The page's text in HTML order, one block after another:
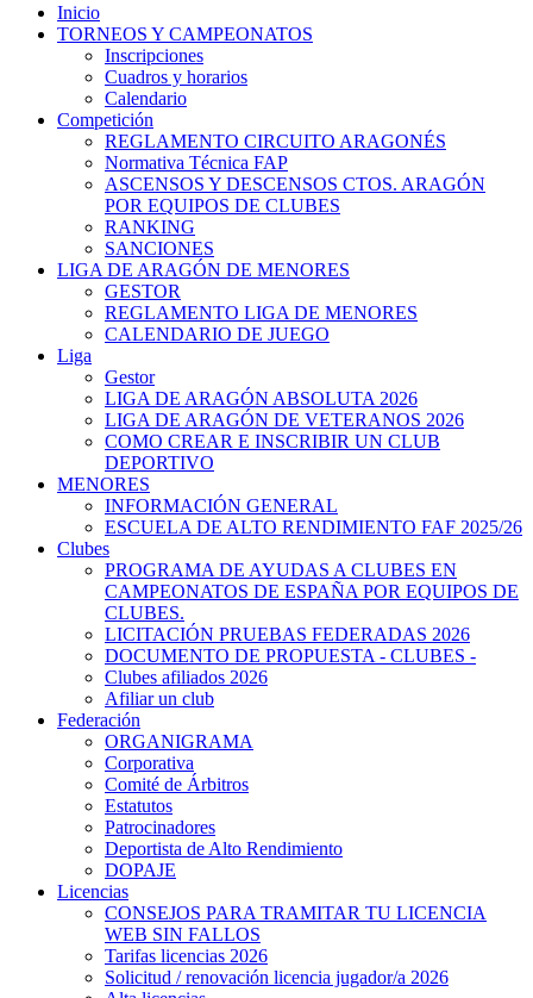
Inicio
TORNEOS Y CAMPEONATOS
Inscripciones
Cuadros y horarios
Calendario
Competición
REGLAMENTO CIRCUITO ARAGONÉS
Normativa Técnica FAP
ASCENSOS Y DESCENSOS CTOS. ARAGÓN
POR EQUIPOS DE CLUBES
RANKING
SANCIONES
LIGA DE ARAGÓN DE MENORES
GESTOR
REGLAMENTO LIGA DE MENORES
CALENDARIO DE JUEGO
Liga
Gestor
LIGA DE ARAGÓN ABSOLUTA 2026
LIGA DE ARAGÓN DE VETERANOS 2026
COMO CREAR E INSCRIBIR UN CLUB
DEPORTIVO
MENORES
INFORMACIÓN GENERAL
ESCUELA DE ALTO RENDIMIENTO FAF 2025/26
Clubes
PROGRAMA DE AYUDAS A CLUBES EN
CAMPEONATOS DE ESPAÑA POR EQUIPOS DE
CLUBES.
LICITACIÓN PRUEBAS FEDERADAS 2026
DOCUMENTO DE PROPUESTA - CLUBES -
Clubes afiliados 2026
Afiliar un club
Federación
ORGANIGRAMA
Corporativa
Comité de Árbitros
Estatutos
Patrocinadores
Deportista de Alto Rendimiento
DOPAJE
Licencias
CONSEJOS PARA TRAMITAR TU LICENCIA
WEB SIN FALLOS
Tarifas licencias 2026
Solicitud / renovación licencia jugador/a 2026